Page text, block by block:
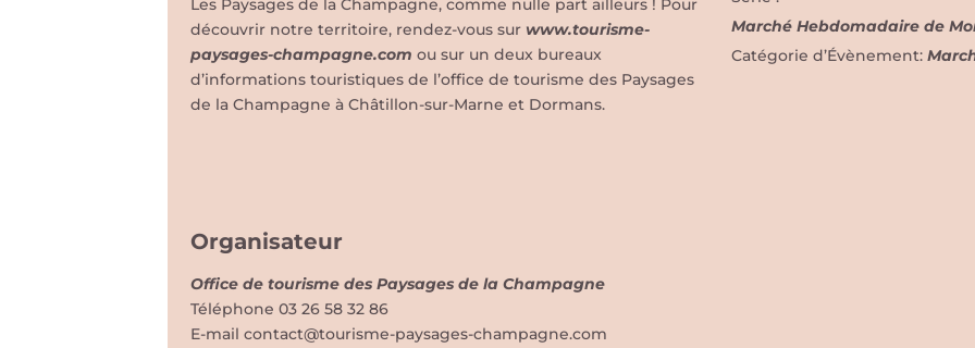
Marché Hebdomadaire de
Catégorie d’Évènement:
Les Paysages de la Champagne, comme nulle part ailleurs ! Pour
découvrir notre territoire, rendez-vous sur www.tourisme-
paysages-champagne.com ou sur un deux bureaux
d’informations touristiques de l’office de tourisme des Paysages
de la Champagne à Châtillon-sur-Marne et Dormans.
Organisateur
Office de tourisme des Paysages de la Champagne
Téléphone03 26 58 32 86
E-mailcontact@tourisme-paysages-champagne.com